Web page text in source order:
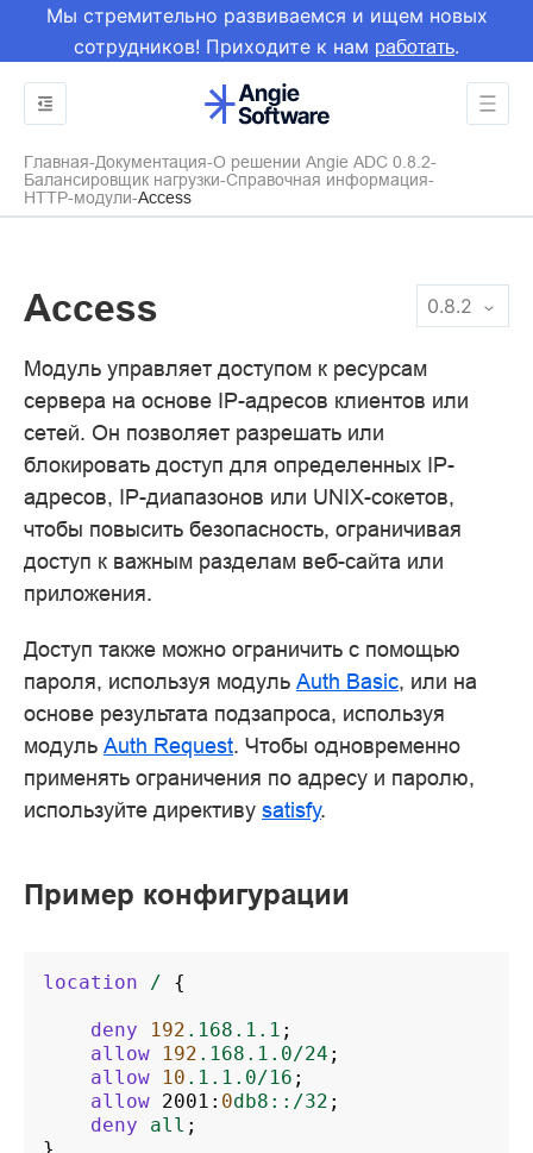
Мы стремительно развиваемся и ищем новых
сотрудников! Приходите к нам работать.
Главная Документация О решении Angie ADC 0.8.2
Балансировщик нагрузки Справочная информация
HTTP-модули Access
0.8.2
Access
Модуль управляет доступом к ресурсам
сервера на основе IP-адресов клиентов или
сетей. Он позволяет разрешать или
блокировать доступ для определенных IP-
адресов, IP-диапазонов или UNIX-сокетов,
чтобы повысить безопасность, ограничивая
доступ к важным разделам веб-сайта или
приложения.
Доступ также можно ограничить с помощью
пароля, используя модуль Auth Basic, или на
основе результата подзапроса, используя
модуль Auth Request. Чтобы одновременно
применять ограничения по адресу и паролю,
используйте директиву satisfy.
Пример конфигурации
location / {
deny 192 .168.1.1 ;
allow
192 .168.1.0/24 ;
allow
10 .1.1.0/16 ;
allow 2001 : 0db8::/32 ;
deny
all ;
}